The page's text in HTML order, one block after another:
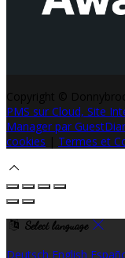
PMS sur Cloud, Site
Manager par
cookies
Termes et
Select language
Deutsch English